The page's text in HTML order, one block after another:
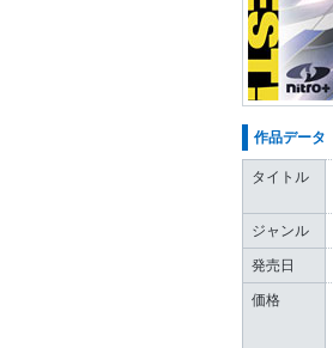
作品データ
タイトル
ジャンル
発売日
価格